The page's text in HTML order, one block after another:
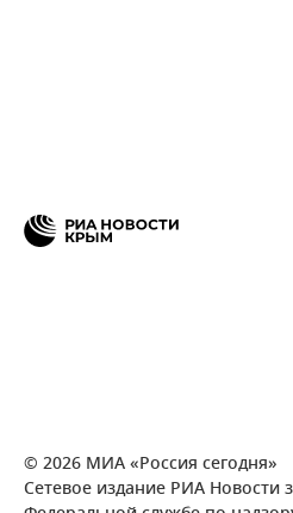
© 2026 МИА «Россия сегодня»
Сетевое издание РИА Новости